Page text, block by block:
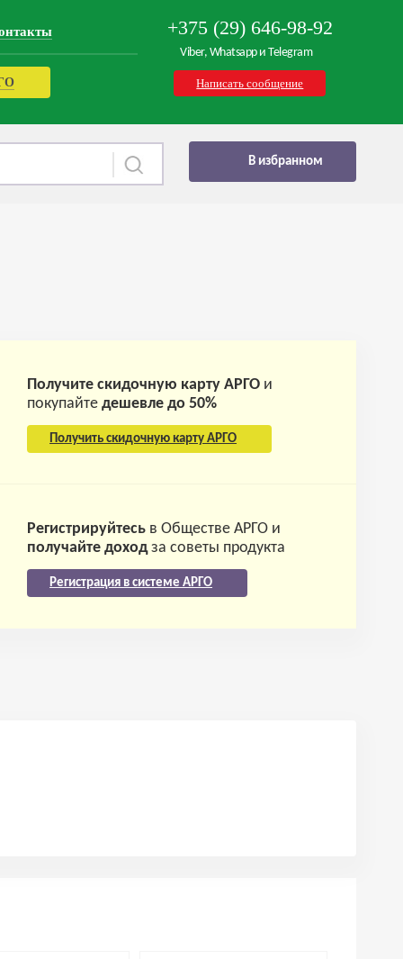
+375 (29) 646-98-92
Viber, Whatsapp и Telegram
Написать сообщение
В избранном
Получите скидочную карту АРГО и
покупайтедешевле до 50%
Получить скидочную карту АРГО
Регистрируйтесь в Обществе АРГО и
получайте доходза советы продукта
Регистрация в системе АРГО